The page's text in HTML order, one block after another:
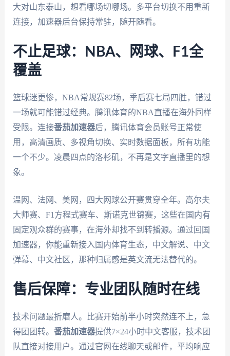
大对山东泰山，想看哪场切哪场。多平台切换不用重新
连接，加速器后台保持常驻，随开随看。
不止足球：NBA、网球、F1全
覆盖
篮球迷更惨，NBA常规赛82场，季后赛七局四胜，错过
一场就可能错过经典。腾讯体育的NBA直播在海外同样
受限。连接番茄加速器后，腾讯体育会员账号正常使
用，高清画质、多视角切换、实时数据面板，所有功能
一个不少。凌晨四点的洛杉矶，不再是文字直播里的想
象。
温网、法网、美网，四大网球公开赛贯穿全年。高尔夫
大师赛、F1方程式赛车、斯诺克世锦赛，这些在国内有
固定观众群的赛事，在海外却找不到转播源。通过回国
加速器，你能重新接入国内体育生态，中文解说、中文
弹幕、中文社区，那种归属感是英文流无法替代的。
售后保障：专业团队随时在线
技术问题最折磨人。比赛开始前半小时突然连不上，急
得团团转。 番茄加速器提供7×24小时中文客服，技术团
队直接对接用户。通过官网在线聊天或邮件，平均响应